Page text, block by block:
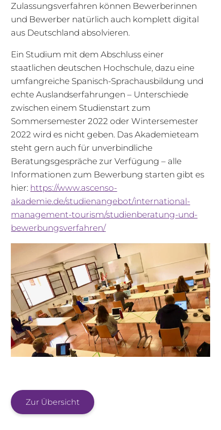
Zulassungsverfahren können Bewerberinnen
und Bewerber natürlich auch komplett digital
aus Deutschland absolvieren.
Ein Studium mit dem Abschluss einer
staatlichen deutschen Hochschule, dazu eine
umfangreiche Spanisch-Sprachausbildung und
echte Auslandserfahrungen – Unterschiede
zwischen einem Studienstart zum
Sommersemester 2022 oder Wintersemester
2022 wird es nicht geben. Das Akademieteam
steht gern auch für unverbindliche
Beratungsgespräche zur Verfügung – alle
Informationen zum Bewerbung starten gibt es
hier: https://www.ascenso-
akademie.de/studienangebot/international-
management-tourism/studienberatung-und-
bewerbungsverfahren/
Zur Übersicht